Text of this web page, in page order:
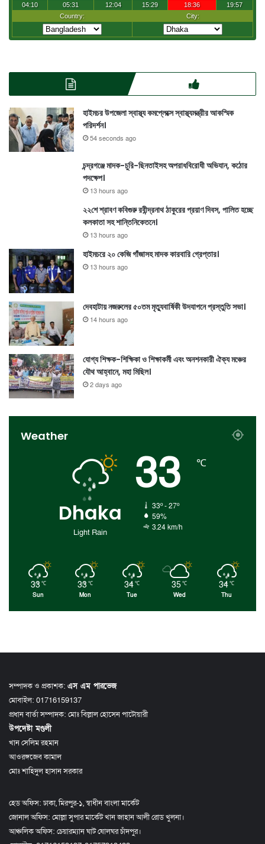
হাইমচর উপজেলা স্বাস্থ্য কমপ্লেক্সে স্বাস্থ্যমন্ত্রীর আকস্মিক
পরিদর্শন।
54 seconds ago
চন্দ্রগঞ্জে মাদক-চুরি-ছিনতাইসহ অপরাধবিরোধী অভিযান, কঠোর
পদক্ষেপ।
13 hours ago
২২শে শ্রাবণ কবিগুরু রবীন্দ্রনাথ ঠাকুরের প্রয়াণ দিবস, পালিত হচ্ছে
কলকাতা সহ শান্তিনিকেতনে।
13 hours ago
হাইমচরে ২০ কেজি গাঁজাসহ মাদক কারবারি গ্রেপ্তার।
13 hours ago
দেবহাটায় নজরুলের ৫০তম মৃত্যুবার্ষিকী উদযাপনে প্রস্তুতি সভা।
14 hours ago
যোগ্য শিক্ষক-শিক্ষিকা ও শিক্ষাকর্মী এবং অনশনকারী ঐক্য মঞ্চের
যৌথ আহ্বানে, মহা মিছিল।
2 days ago
Weather
Dhaka
Light Rain
33 ℃
33º - 27º
59%
3.24 km/h
33 ℃
Sun
33 ℃
Mon
34℃
Tue
35℃
Wed
34℃
Thu
সম্পাদক ও প্রকাশক: এস এম পারভেজ
মোবাইল: 01716159137
প্রধান বার্তা সম্পাদক: মোঃ বিল্লাল হোসেন পাটোয়ারী
উপদেষ্টা মণ্ডলী
খান সেলিম রহমান
আওরঙ্গজেব কামাল
মোঃ শাহিদুল হাসান সরকার
হেড অফিস: ঢাকা, মিরপুর-১, স্বাধীন বাংলা মার্কেট
জোনাল অফিস: মোল্লা সুপার মার্কেট খান জাহান আলী রোড খুলনা।
আঞ্চলিক অফিস: চেয়ারম্যান ঘাট ষোলঘর চাঁদপুর।